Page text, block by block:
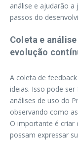
análise e ajudarão
passos do
Coleta e
evolução
A coleta de
ideias. Isso pode
análises de uso do
observando como
O importante é criar
possam expressar